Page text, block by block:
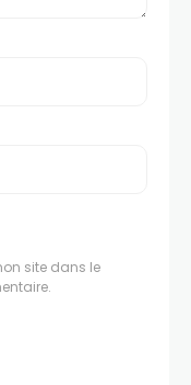
site dans le